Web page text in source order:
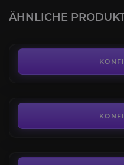
ÄHNLICHE
Ruhm des